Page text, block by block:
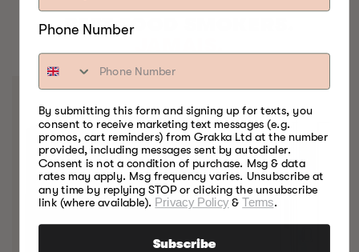
BEST FOOD SMOKERS.
Phone Number
By submitting this form and signing up for texts, you
consent to receive marketing text messages (e.g.
promos, cart reminders) from Grakka Ltd at the number
provided, including messages sent by autodialer.
Consent is not a condition of purchase. Msg & data
rates may apply. Msg frequency varies. Unsubscribe at
any time by replying STOP or clicking the unsubscribe
link (where available). Privacy Policy&Terms.
Subscribe